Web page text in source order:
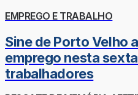
EMPREGO E TRABALHO
Sine de Porto Velho
emprego nesta
trabalhadores